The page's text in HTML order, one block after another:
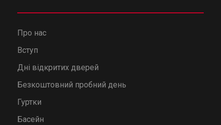
Про нас
Вступ
Дні відкритих дверей
Безкоштовний пробний день
Гуртки
Басейн